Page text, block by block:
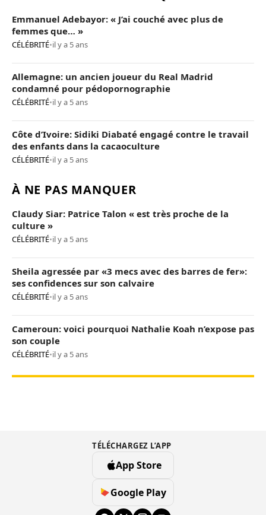
Emmanuel Adebayor: « J’ai couché avec plus de
femmes que… »
CÉLÉBRITÉ•il y a 5 ans
Allemagne: un ancien joueur du Real Madrid
condamné pour pédopornographie
CÉLÉBRITÉ•il y a 5 ans
Côte d’Ivoire: Sidiki Diabaté engagé contre le travail
des enfants dans la cacaoculture
CÉLÉBRITÉ•il y a 5 ans
À NE PAS MANQUER
Claudy Siar: Patrice Talon « est très proche de la
culture »
CÉLÉBRITÉ•il y a 5 ans
Sheila agressée par «3 mecs avec des barres de fer»:
ses confidences sur son calvaire
CÉLÉBRITÉ•il y a 5 ans
Cameroun: voici pourquoi Nathalie Koah n’expose pas
son couple
CÉLÉBRITÉ•il y a 5 ans
TÉLÉCHARGEZ L’APP
App Store
Google Play